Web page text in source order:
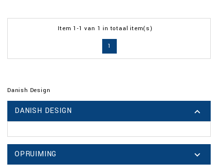
Item 1-1 van 1 in totaal item(s)
1
Danish Design
DANISH DESIGN 
OPRUIMING 